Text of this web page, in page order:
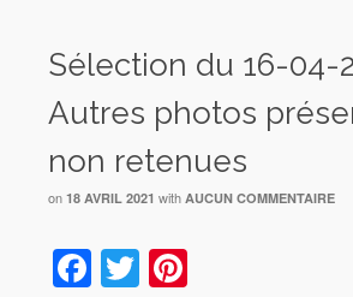
Sélection du 16-04-
Autres photos
non retenues
on 18 AVRIL 2021 with AUCUN COMMENTAIRE
Facebook
Twitter